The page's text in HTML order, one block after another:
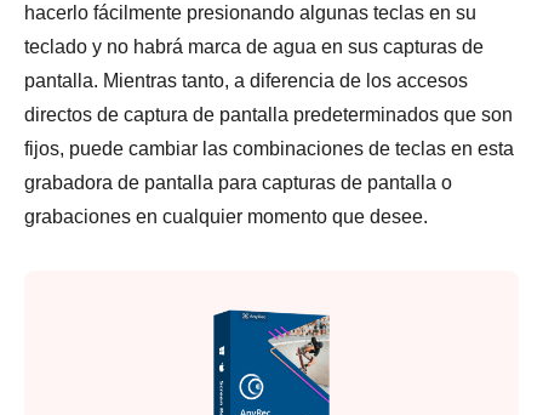
hacerlo fácilmente presionando algunas teclas en su
teclado y no habrá marca de agua en sus capturas de
pantalla. Mientras tanto, a diferencia de los accesos
directos de captura de pantalla predeterminados que son
fijos, puede cambiar las combinaciones de teclas en esta
grabadora de pantalla para capturas de pantalla o
grabaciones en cualquier momento que desee.